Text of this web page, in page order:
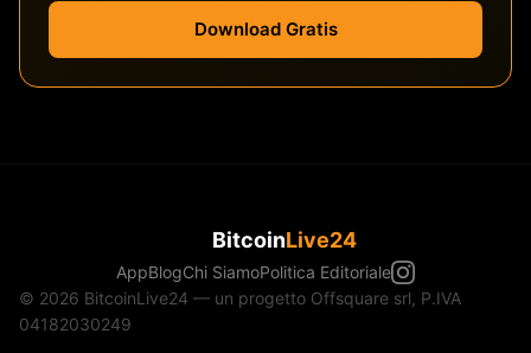
Download Gratis
BitcoinLive24
AppBlogChi SiamoPolitica Editoriale
© 2026 BitcoinLive24 — un progetto Offsquare srl, P.IVA
04182030249